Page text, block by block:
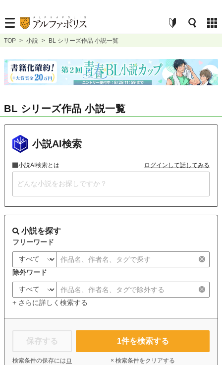
TOP > 小説 > BL シリーズ作品 小説一覧
BL シリーズ作品 小説一覧
小説AI検索
小説AI検索とは ログインして話してみる
小説を探す
フリーワード
除外ワード
+ さらに詳しく検索する
保存する
検索条件の保存には ロ
1件を検索する
× 検索条件をクリアする